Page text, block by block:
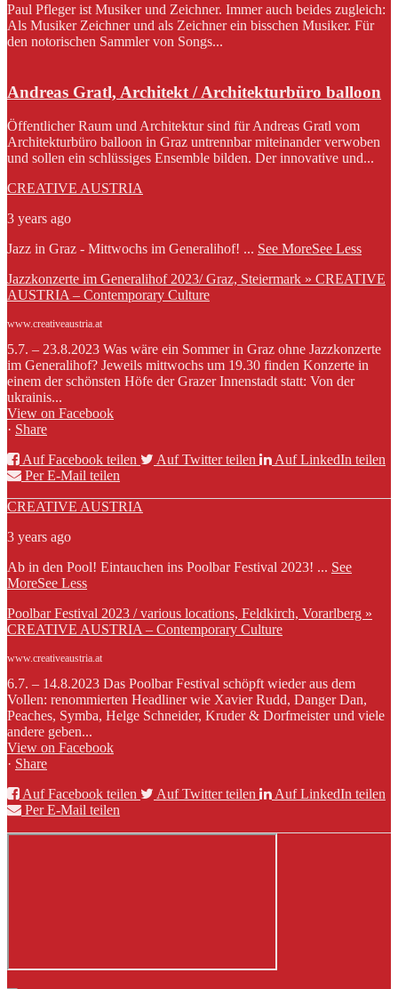
Paul Pfleger ist Musiker und Zeichner. Immer auch beides zugleich:
Als Musiker Zeichner und als Zeichner ein bisschen Musiker. Für
den notorischen Sammler von Songs...
Andreas Gratl, Architekt / Architekturbüro balloon
Öffentlicher Raum und Architektur sind für Andreas Gratl vom
Architekturbüro balloon in Graz untrennbar miteinander verwoben
und sollen ein schlüssiges Ensemble bilden. Der innovative und...
CREATIVE AUSTRIA
3 years ago
Jazz in Graz - Mittwochs im Generalihof! ... See MoreSee Less
Jazzkonzerte im Generalihof 2023/ Graz, Steiermark » CREATIVE
AUSTRIA – Contemporary Culture
www.creativeaustria.at
5.7. – 23.8.2023 Was wäre ein Sommer in Graz ohne Jazzkonzerte
im Generalihof? Jeweils mittwochs um 19.30 finden Konzerte in
einem der schönsten Höfe der Grazer Innenstadt statt: Von der
ukrainis...
View on Facebook
· Share
Auf Facebook teilen
Auf Twitter teilen
Auf LinkedIn teilen
Per E-Mail teilen
CREATIVE AUSTRIA
3 years ago
Ab in den Pool! Eintauchen ins Poolbar Festival 2023! ... See
MoreSee Less
Poolbar Festival 2023 / various locations, Feldkirch, Vorarlberg »
CREATIVE AUSTRIA – Contemporary Culture
www.creativeaustria.at
6.7. – 14.8.2023 Das Poolbar Festival schöpft wieder aus dem
Vollen: renommierten Headliner wie Xavier Rudd, Danger Dan,
Peaches, Symba, Helge Schneider, Kruder & Dorfmeister und viele
andere geben...
View on Facebook
· Share
Auf Facebook teilen
Auf Twitter teilen
Auf LinkedIn teilen
Per E-Mail teilen